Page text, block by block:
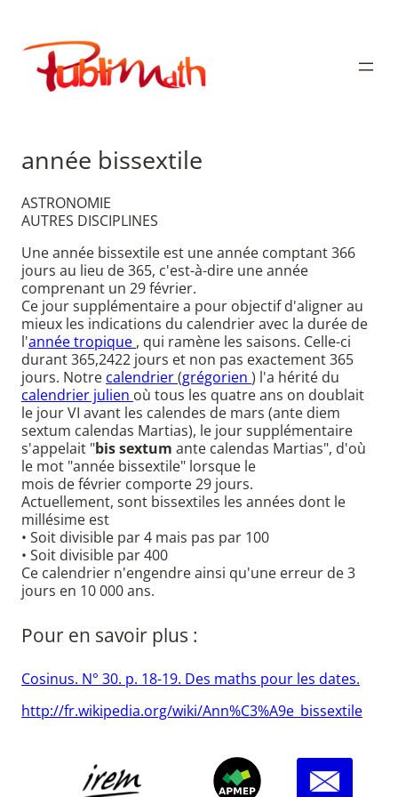
contenu
Publimath
année bissextile
ASTRONOMIE
AUTRES DISCIPLINES
Une année bissextile est une année comptant 366
jours au lieu de 365, c'est-à-dire une année
comprenant un 29 février.
Ce jour supplémentaire a pour objectif d'aligner au
mieux les indications du calendrier avec la durée de
l'année tropique , qui ramène les saisons. Celle-ci
durant 365,2422 jours et non pas exactement 365
jours. Notre calendrier(grégorien ) l'a hérité du
calendrier julien où tous les quatre ans on doublait
le jour VI avant les calendes de mars (ante diem
sextum calendas Martias), le jour supplémentaire
s'appelait "bis sextum ante calendas Martias", d'où
le mot "année bissextile" lorsque le
mois de février comporte 29 jours.
Actuellement, sont bissextiles les années dont le
millésime est
• Soit divisible par 4 mais pas par 100
• Soit divisible par 400
Ce calendrier n'engendre ainsi qu'une erreur de 3
jours en 10 000 ans.
Pour en savoir plus :
Cosinus. N° 30. p. 18-19. Des maths pour les dates.
http://fr.wikipedia.org/wiki/Ann%C3%A9e_bissextile